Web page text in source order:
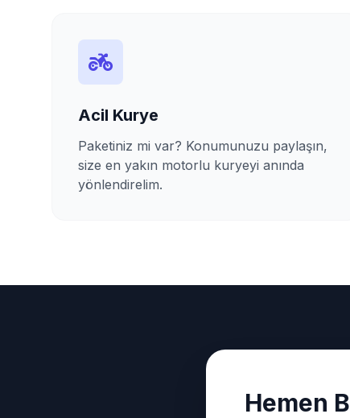
Acil Kurye
Paketiniz mi var? Konumunuzu paylaşın,
size en yakın motorlu kuryeyi anında
yönlendirelim.
Hemen